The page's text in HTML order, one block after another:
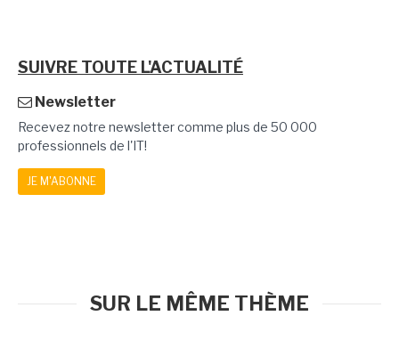
SUIVRE TOUTE L'ACTUALITÉ
Newsletter
Recevez notre newsletter comme plus de 50 000
professionnels de l'IT!
JE M'ABONNE
SUR LE MÊME THÈME